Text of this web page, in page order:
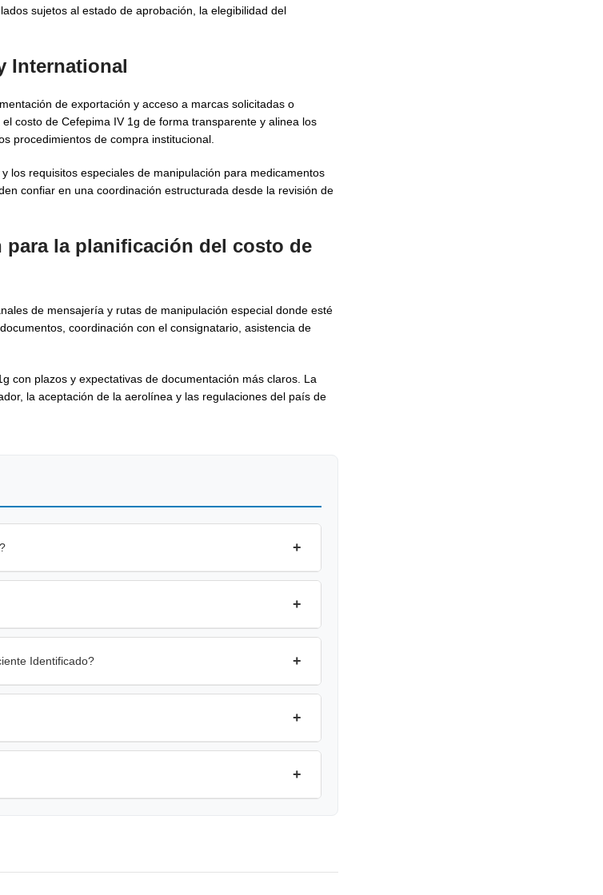
sujetos al estado de aprobación, la elegibilidad del
International
de exportación y acceso a marcas solicitadas o
costo de Cefepima IV 1g de forma transparente y alinea los
procedimientos de compra institucional.
los requisitos especiales de manipulación para medicamentos
confiar en una coordinación estructurada desde la revisión de
la planificación del costo de
de mensajería y rutas de manipulación especial donde esté
coordinación con el consignatario, asistencia de
con plazos y expectativas de documentación más claros. La
la aceptación de la aerolínea y las regulaciones del país de
+
+
Identificado? +
+
+